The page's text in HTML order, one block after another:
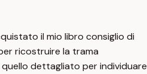
il mio libro consiglio di
ricostruire la trama
dettagliato per individuare